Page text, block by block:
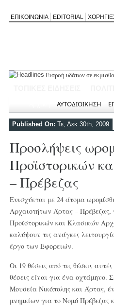
ΕΠΙΚΟΙΝΩΝΙΑ EDITORIAL
Εισροή υδάτων σε
Άγιος Νικήτας:
Νέο Τουριστικό
και τουριστική ανάπτυξη
ΑΥΤΟΔΙΟΙΚΗΣΗ
Published On: Τε, Δεκ 30th, 2009
Προσλήψεις
Προϊστορικών
– Πρέβεζας
Ενισχύεται με 24 άτομα
Αρχαιοτήτων Άρτας –
Προϊστορικών και Κλασικών
καλύψουν τις ανάγκες
έργο των Εφορειών.
Οι 19 θέσεις από τις θέσεις
θέσεις είναι για ένα οχτάμηνο.
Μουσεία Νικόπολης και Άρτας,
μνημείων για το Νομό Πρέβεζας